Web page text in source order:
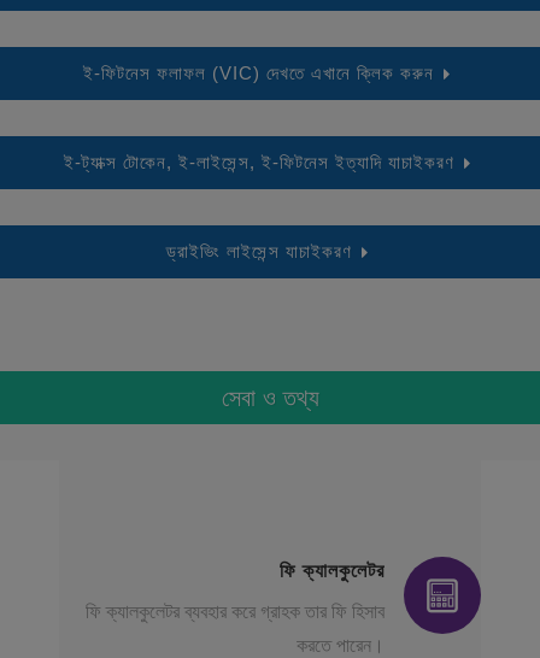
ই-ফিটনেস ফলাফল (VIC) দেখতে এখানে ক্লিক করুন
ই-ট্যাক্স টোকেন, ই-লাইসেন্স, ই-ফিটনেস ইত্যাদি যাচাইকরণ
ড্রাইভিং লাইসেন্স যাচাইকরণ
সেবা ও তথ্য
ফি ক্যালকুলেটর
ফি ক্যালকুলেটর ব্যবহার করে গ্রাহক তার ফি হিসাব
করতে পারেন।